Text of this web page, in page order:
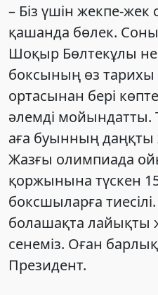
– Біз үшін жекпе-
қашанда бөлек.
Шоқыр Бөлтекұлы
боксының өз
ортасынан бері
әлемді мойындатты.
аға буынның даңқты
Жазғы олимпиада
қоржынына түскен
боксшыларға
болашақта лайықты
сенеміз. Оған
Президент.